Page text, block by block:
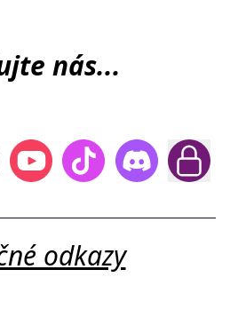
nás...
odkazy